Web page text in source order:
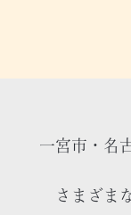
一宮市・名
さまざま